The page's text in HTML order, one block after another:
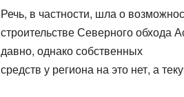
Речь, в частности, шла о
строительстве Северного обхода
давно, однако собственных
средств у региона на это нет, а